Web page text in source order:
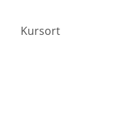
Kursort